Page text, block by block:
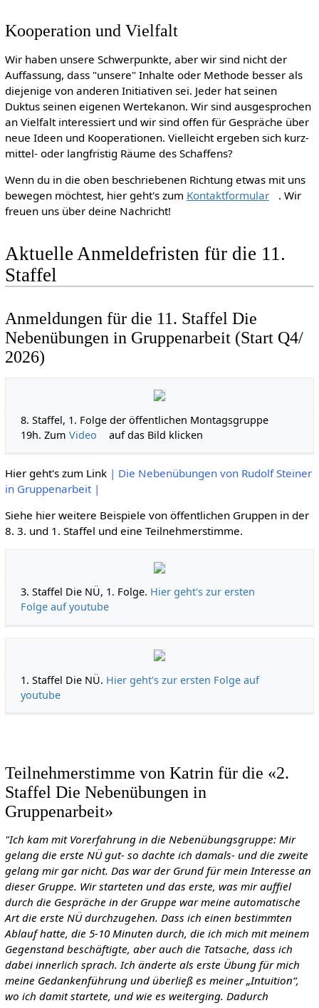
Kooperation und Vielfalt
Wir haben unsere Schwerpunkte, aber wir sind nicht der
Auffassung, dass "unsere" Inhalte oder Methode besser als
diejenige von anderen Initiativen sei. Jeder hat seinen
Duktus seinen eigenen Wertekanon. Wir sind ausgesprochen
an Vielfalt interessiert und wir sind offen für Gespräche über
neue Ideen und Kooperationen. Vielleicht ergeben sich kurz-
mittel- oder langfristig Räume des Schaffens?
Wenn du in die oben beschriebenen Richtung etwas mit uns
bewegen möchtest, hier geht's zum Kontaktformular
. Wir
freuen uns über deine Nachricht!
Aktuelle Anmeldefristen für die 11.
Staffel
Anmeldungen für die 11. Staffel Die
Nebenübungen in Gruppenarbeit (Start Q4/
2026)
8. Staffel, 1. Folge der öffentlichen Montagsgruppe
19h. ZumVideo auf das Bild klicken
Hier geht's zum Link | Die Nebenübungen von Rudolf Steiner
in Gruppenarbeit |
Siehe hier weitere Beispiele von öffentlichen Gruppen in der
8. 3. und 1. Staffel und eine Teilnehmerstimme.
3. Staffel Die NÜ, 1. Folge. Hier geht's zur ersten
Folge auf youtube
1. Staffel Die NÜ. Hier geht's zur ersten Folge auf
youtube
Teilnehmerstimme von Katrin für die «2.
Staffel Die Nebenübungen in
Gruppenarbeit»
"Ich kam mit Vorerfahrung in die Nebenübungsgruppe: Mir
gelang die erste NÜ gut- so dachte ich damals- und die zweite
gelang mir gar nicht. Das war der Grund für mein Interesse an
dieser Gruppe. Wir starteten und das erste, was mir auffiel
durch die Gespräche in der Gruppe war meine automatische
Art die erste NÜ durchzugehen. Dass ich einen bestimmten
Ablauf hatte, die 5-10 Minuten durch, die ich mich mit meinem
Gegenstand beschäftigte, aber auch die Tatsache, dass ich
dabei innerlich sprach. Ich änderte als erste Übung für mich
meine Gedankenführung und überließ es meiner „Intuition“,
wo ich damit startete, und wie es weiterging. Dadurch